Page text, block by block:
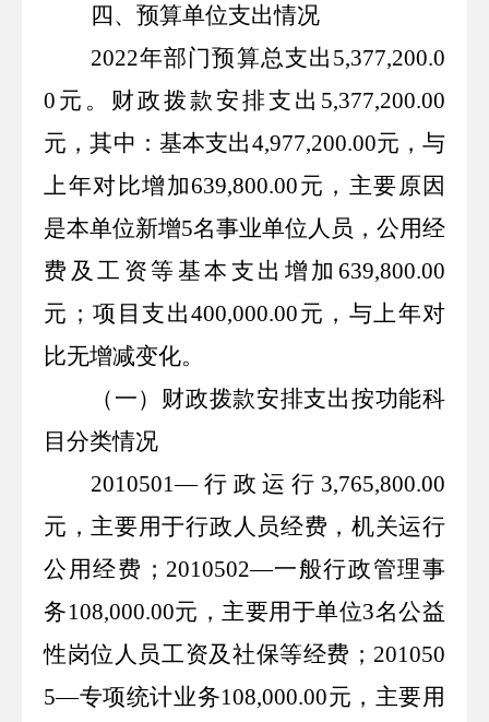
四、 预算单位支出情况
2022年部门预算总支出 5,377,200.0
0 元。财政拨款安排支出 5,377,200.00
元，其中：基本支出4,977,200.00元，与
上年对比增加639,800.00元 ， 主要原因
是本单位新增5名事业单位人员，公用经
费及工资等基本支出增加 639,800.00
元 ； 项目支出400,000.00元，与上年对
比无增减变化。
（一）财政拨款安排支出按功能科
目分类情况
2010501—行政运行 3,765,800.00
元，主要用于行政人员经费，机关运行
公用经费； 2010502—一般行政管理事
务108,000.00元，主要用于单位3名公益
性岗位人员工资及社保等经费； 201050
5—专项统计业务108,000.00元，主要用